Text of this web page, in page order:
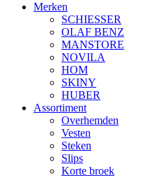
Merken
SCHIESSER
OLAF BENZ
MANSTORE
NOVILA
HOM
SKINY
HUBER
Assortiment
Overhemden
Vesten
Steken
Slips
Korte broek